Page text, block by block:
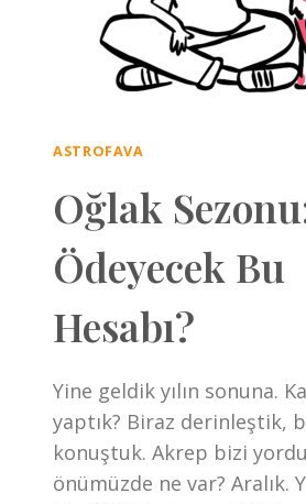
ASTROFAVA
Oğlak
Ödeyecek Bu
Hesabı?
Yine geldik yılın sonuna.
yaptık? Biraz derinleştik,
konuştuk. Akrep bizi
önümüzde ne var? Aralık.